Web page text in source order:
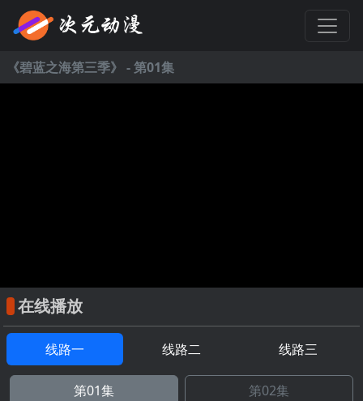
《碧蓝之海第三季》 - 第01集
在线播放
线路一 线路二 线路三
第01集 第02集